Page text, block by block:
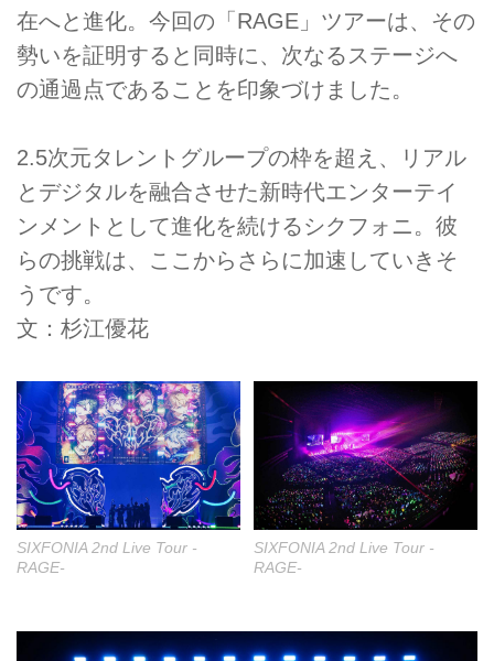
在へと進化。今回の「RAGE」ツアーは、その
勢いを証明すると同時に、次なるステージへ
の通過点であることを印象づけました。
2.5次元タレントグループの枠を超え、リアル
とデジタルを融合させた新時代エンターテイ
ンメントとして進化を続けるシクフォニ。彼
らの挑戦は、ここからさらに加速していきそ
うです。
文：杉江優花
SIXFONIA 2nd Live Tour -
RAGE-
SIXFONIA 2nd Live Tour -
RAGE-